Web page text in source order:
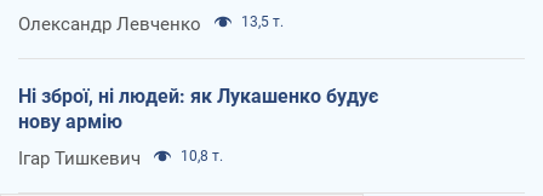
Олександр Левченко 13,5 т.
Ні зброї, ні людей: як Лукашенко будує
нову армію
Ігар Тишкевич 10,8 т.